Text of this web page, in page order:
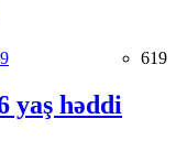
619
yaş həddi